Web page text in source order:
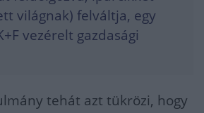
világnak) felváltja, egy
vezérelt gazdasági
tehát azt tükrözi, hogy